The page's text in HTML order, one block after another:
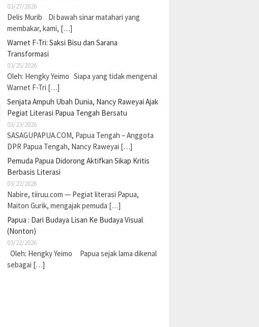
03/27/2026
Delis Murib Di bawah sinar matahari yang
membakar, kami, […]
Warnet F-Tri: Saksi Bisu dan Sarana
Transformasi
03/25/2026
Oleh: Hengky Yeimo Siapa yang tidak mengenal
Warnet F-Tri […]
Senjata Ampuh Ubah Dunia, Nancy Raweyai Ajak
Pegiat Literasi Papua Tengah Bersatu
03/23/2026
SASAGUPAPUA.COM, Papua Tengah – Anggota
DPR Papua Tengah, Nancy Raweyai […]
Pemuda Papua Didorong Aktifkan Sikap Kritis
Berbasis Literasi
03/22/2026
Nabire, tiiruu.com — Pegiat literasi Papua,
Maiton Gurik, mengajak pemuda […]
Papua : Dari Budaya Lisan Ke Budaya Visual
(Nonton)
03/22/2026
Oleh: Hengky Yeimo Papua sejak lama dikenal
sebagai […]